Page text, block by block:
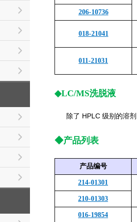
206-10736
018-21041
011-21031
◆LC/MS洗脱液
除了 HPLC 级别的溶
◆产品列表
产品编号
214-01301
210-01303
016-19854